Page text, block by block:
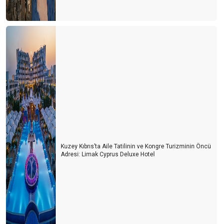
Kuzey Kıbrıs’ta Aile Tatilinin ve Kongre Turizminin Öncü
Adresi: Limak Cyprus Deluxe Hotel